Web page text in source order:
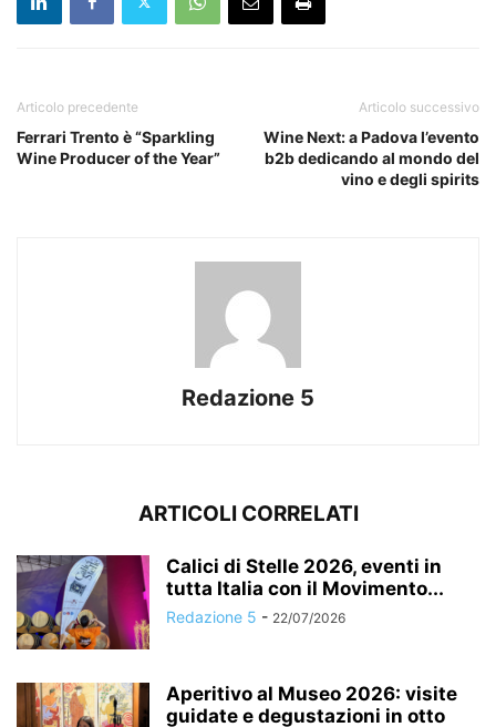
Articolo precedente
Ferrari Trento è “Sparkling
Wine Producer of the Year”
Articolo successivo
Wine Next: a Padova l’evento
b2b dedicando al mondo del
vino e degli spirits
Redazione 5
ARTICOLI CORRELATI
Calici di Stelle 2026, eventi in
tutta Italia con il Movimento...
Redazione 5 - 22/07/2026
Aperitivo al Museo 2026: visite
guidate e degustazioni in otto